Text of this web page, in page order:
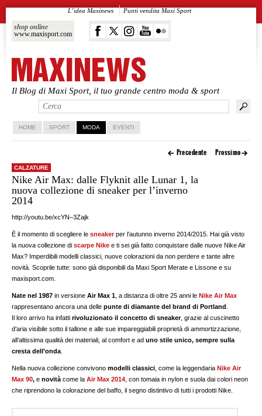
Il Blog di Maxi Sport, il tuo grande centro moda & sport
shop online
www.maxisport.com
L’idea Maxinews Punti vendita Maxi Sport
Vai al contenuto principale
Vai al contenuto secondario
HOME SPORT MODA EVENTI
Precedente Prossimo
CALZATURE
Nike Air Max: dalle Flyknit alle Lunar 1, la
nuova collezione di sneaker per l’inverno
2014
http://youtu.be/xcYN–3Zajk
È il momento di scegliere lesneakerper l’autunno inverno 2014/2015. Hai già visto
la nuova collezione discarpe Nike e ti sei già fatto conquistare dalle nuove Nike Air
Max? Imperdibili modelli classici, nuove colorazioni da non perdere e tante altre
novità. Scoprile tutte: sono già disponibili da Maxi Sport Merate e Lissone e su
maxisport.com.
Nate nel 1987 in versioneAir Max 1 , a distanza di oltre 25 anni le Nike Air Max
rappresentano ancora una dellepunte di diamante del brand di Portland
Il loro arrivo ha infattirivoluzionato il concetto di sneaker, grazie al cuscinetto
d’aria visibile sotto il tallone e alle sue impareggiabili proprietà di ammortizzazione,
all’altissima qualità dei materiali, al comfort e aduno stile unico, sempre sulla
cresta dell’onda
Nella nuova collezione convivonomodelli classici , come la leggendariaNike Air
Max 90,enovità come laAir Max 2014 , con tomaia in nylon e suola dai colori neon
che riprendono la colorazione del baffo, il segno distintivo di tutti i prodotti Nike.